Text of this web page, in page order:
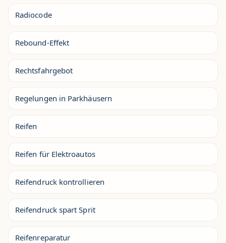
Radiocode
Rebound-Effekt
Rechtsfahrgebot
Regelungen in Parkhäusern
Reifen
Reifen für Elektroautos
Reifendruck kontrollieren
Reifendruck spart Sprit
Reifenreparatur